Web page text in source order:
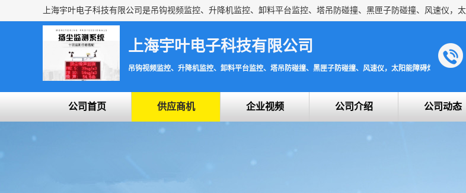
上海宇叶电子科技有限公司
吊钩视频监控、升降机监控、卸料平台监控、塔吊防碰撞、黑匣子防碰撞、风速仪，太阳能障碍灯安全提示灯
公司首页 供应商机 企业视频 公司介绍 公司动态